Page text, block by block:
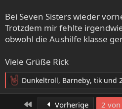
Bei Seven Sisters wieder
Trotzdem mir fehlte
obwohl die Aushilfe klasse
Viele Grüße Rick
R
e
Dunkeltroll, Barneby, tik und
Erste Vorherige 2 von